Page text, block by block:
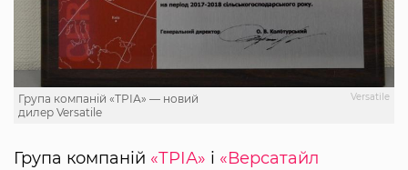
Versatile
Група компаній «ТРІА» — новий
дилер Versatile
Група компаній «ТРІА» і «Версатайл